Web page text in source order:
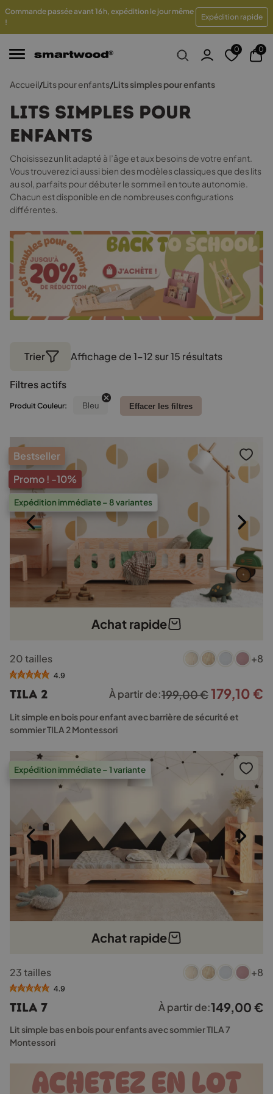
Commande passée avant 16 h, expédition le jour même
!
Expédition rapide
Traitement en 48 heures Retours sous 100 jours
0 0
Accueil/Lits pour enfants/Lits simples pour enfants
Lits simples pour
enfants
Choisissez un lit adapté à l’âge et aux besoins de votre enfant.
Vous trouverez ici aussi bien des modèles classiques que des lits
au sol, parfaits pour débuter le sommeil en toute autonomie.
Chacun est disponible en de nombreuses configurations
différentes.
Trier Affichage de 1–12 sur 15 résultats
Filtres actifs
Produit Couleur: Bleu Effacer les filtres
Bestseller
Promo ! -10%
Expédition immédiate – 8 variantes
Achat rapide
produit
a
variations.
Les
options
peuvent
être
choisies
sur
produit
20 tailles +8
4.9
TILA 2 À partir de:199,00€Le
prix
199,00 €.
179,10€
Lit simple en bois pour enfant avec barrière de sécurité et
sommier TILA 2 Montessori
Expédition immédiate – 1 variante
Achat rapide
produit
a
variations.
Les
options
être
choisies
23 tailles +8
4.9
TILA 7 À partir de:149,00 €
Lit simple bas en bois pour enfants avec sommier TILA 7
Montessori